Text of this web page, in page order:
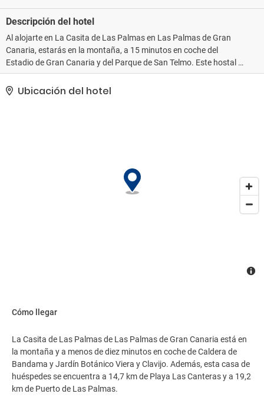
Descripción del hotel
Al alojarte en La Casita de Las Palmas en Las Palmas de Gran
Canaria, estarás en la montaña, a 15 minutos en coche del
Estadio de Gran Canaria y del Parque de San Telmo. Este hostal se
encuentra a 14, 8 km de la Playa de Las Canteras y a 19, 2 km del
Puerto de Las Palmas. Disfruta de las vistas desde la azotea y el
por la web gracias a la conexión a Internet wifi gratis. El cuarto de
baño privado con ducha está provisto de artículos de higiene
personal gratuitos y secadores de pelo. Entre las comodidades, se
Ubicación del hotel
Cómo llegar
La Casita de Las Palmas de Las Palmas de Gran Canaria está en
la montaña y a menos de diez minutos en coche de Caldera de
Bandama y Jardín Botánico Viera y Clavijo. Además, esta casa de
huéspedes se encuentra a 14,7 km de Playa Las Canteras y a 19,2
km de Puerto de Las Palmas.